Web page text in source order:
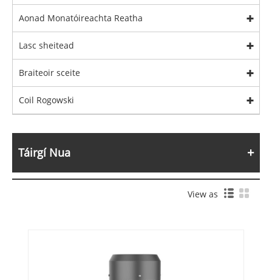
Aonad Monatóireachta Reatha
Lasc sheitead
Braiteoir sceite
Coil Rogowski
Táirgí Nua
View as